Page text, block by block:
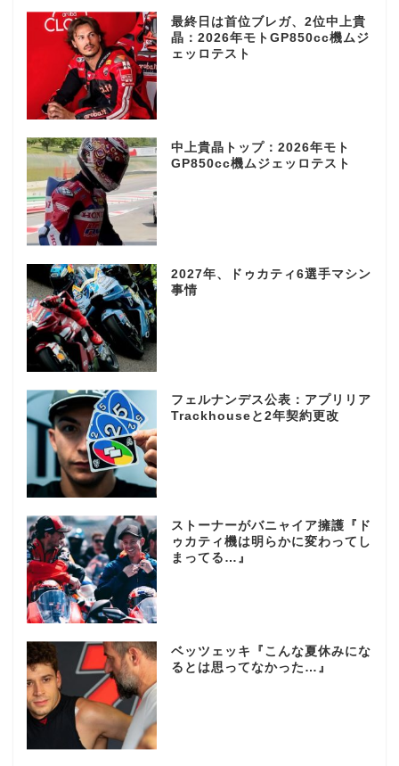
最終日は首位ブレガ、2位中上貴
晶：2026年モトGP850cc機ムジ
ェッロテスト
中上貴晶トップ：2026年モト
GP850cc機ムジェッロテスト
2027年、ドゥカティ6選手マシン
事情
フェルナンデス公表：アプリリア
Trackhouseと2年契約更改
ストーナーがバニャイア擁護『ド
ゥカティ機は明らかに変わってし
まってる…』
ベッツェッキ『こんな夏休みにな
るとは思ってなかった…』